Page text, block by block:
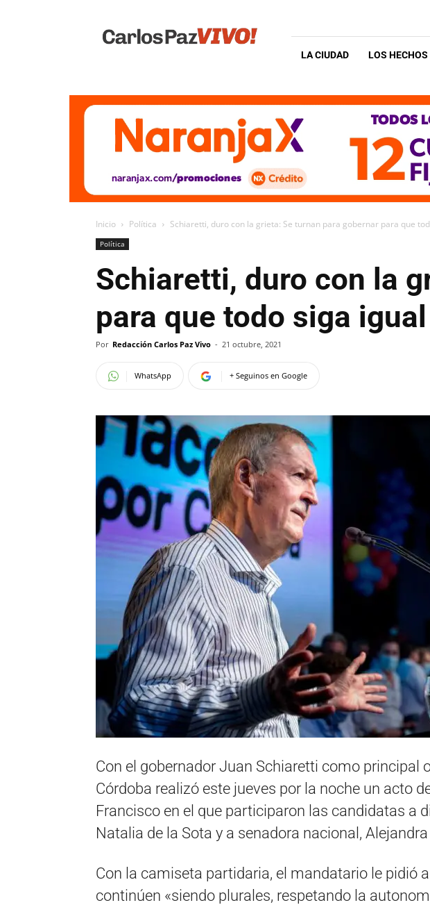
Vivo
LA CIUDAD LOS HECHOS
Inicio Política Schiaretti, duro con la grieta: Se turnan para gobernar para que
Política
Schiaretti, duro con la
para que todo siga igual
Por Redacción Carlos Paz Vivo - 21 octubre, 2021
WhatsApp + Seguinos en Google
Con el gobernador Juan Schiaretti como principal
Córdoba realizó este jueves por la noche un acto
Francisco en el que participaron las candidatas a
Natalia de la Sota y a senadora nacional,
Con la camiseta partidaria, el mandatario le pidió
continúen «siendo plurales, respetando la